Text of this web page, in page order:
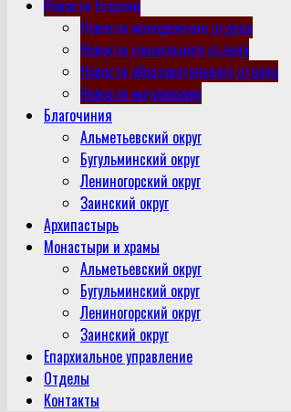
Новости Епархии
Новости молодежного отдела
Новости социального отдела
Новости образовательного отдела
Новости митрополии
Благочиния
Альметьевский округ
Бугульминский округ
Лениногорский округ
Заинский округ
Архипастырь
Монастыри и храмы
Альметьевский округ
Бугульминский округ
Лениногорский округ
Заинский округ
Епархиальное управление
Отделы
Контакты